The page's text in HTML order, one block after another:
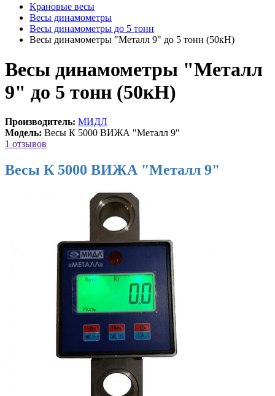
Крановые весы
Весы динамометры
Весы динамометры до 5 тонн
Весы динамометры "Металл 9" до 5 тонн (50кН)
Весы динамометры "Металл
9" до 5 тонн (50кН)
Производитель: МИДЛ
Модель: Весы К 5000 ВИЖА "Металл 9"
1 отзывов
Весы К 5000 ВИЖА "Металл 9"